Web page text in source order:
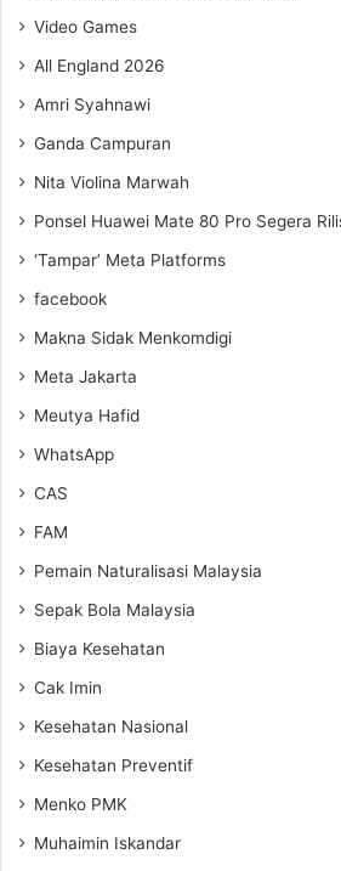
Video Games
All England 2026
Amri Syahnawi
Ganda Campuran
Nita Violina Marwah
Ponsel Huawei Mate 80 Pro Segera
‘Tampar’ Meta Platforms
facebook
Makna Sidak Menkomdigi
Meta Jakarta
Meutya Hafid
WhatsApp
CAS
FAM
Pemain Naturalisasi Malaysia
Sepak Bola Malaysia
Biaya Kesehatan
Cak Imin
Kesehatan Nasional
Kesehatan Preventif
Menko PMK
Muhaimin Iskandar